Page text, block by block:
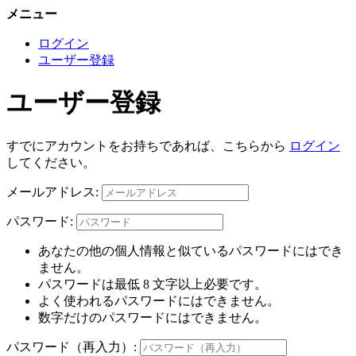
メニュー
ログイン
ユーザー登録
ユーザー登録
すでにアカウントをお持ちであれば、こちらから ログイン
してください。
メールアドレス:
パスワード:
あなたの他の個人情報と似ているパスワードにはでき
ません。
パスワードは最低 8 文字以上必要です。
よく使われるパスワードにはできません。
数字だけのパスワードにはできません。
パスワード（再入力）: